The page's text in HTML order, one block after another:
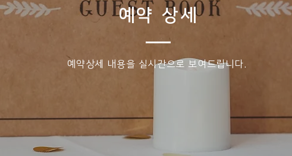
예약 상세
​예약상세 내용을 실시간으로 보여드립니다.